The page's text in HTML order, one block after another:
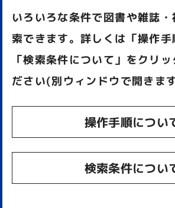
いろいろな条件で図書や雑誌
索できます。詳しくは「操作手
「検索条件について」をクリ
ださい(別ウィンドウで開きま
操作手順につい
検索条件につい